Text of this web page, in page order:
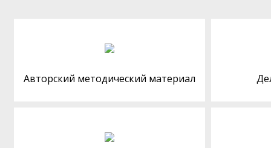
Авторский методический материал